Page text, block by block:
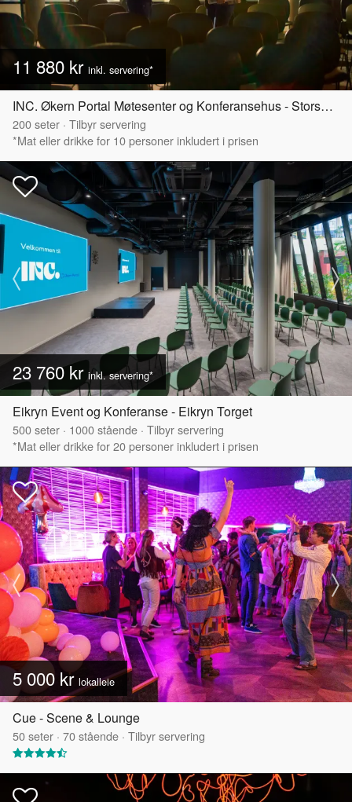
11 880 kr inkl. servering*
INC. Økern Portal Møtesenter og Konferansehus - Storsalen
200seter · Tilbyr servering
*Mat eller drikke for 10 personer inkludert i prisen
23 760 krinkl. servering*
Eikryn Event og Konferanse - Eikryn Torget
500seter · 1000stående · Tilbyr servering
*Mat eller drikke for 20 personer inkludert i prisen
5 000 krlokalleie
Cue - Scene & Lounge
50seter · 70stående · Tilbyr servering